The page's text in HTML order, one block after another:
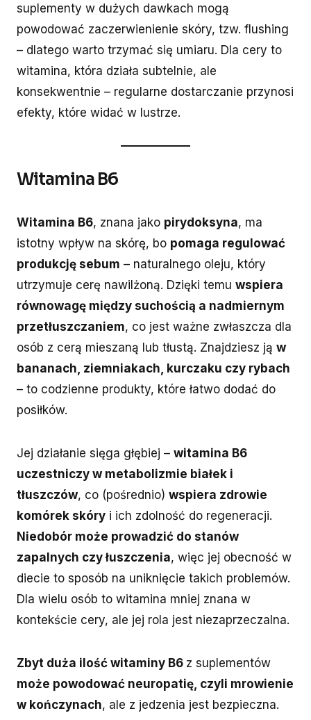
suplementy w dużych dawkach mogą
powodować zaczerwienienie skóry, tzw. flushing
– dlatego warto trzymać się umiaru. Dla cery to
witamina, która działa subtelnie, ale
konsekwentnie – regularne dostarczanie przynosi
efekty, które widać w lustrze.
Witamina B6
Witamina B6, znana jako pirydoksyna, ma
istotny wpływ na skórę, bo pomaga regulować
produkcję sebum – naturalnego oleju, który
utrzymuje cerę nawilżoną. Dzięki temu wspiera
równowagę między suchością a nadmiernym
przetłuszczaniem, co jest ważne zwłaszcza dla
osób z cerą mieszaną lub tłustą. Znajdziesz ją w
bananach, ziemniakach, kurczaku czy rybach
– to codzienne produkty, które łatwo dodać do
posiłków.
Jej działanie sięga głębiej – witamina B6
uczestniczy w metabolizmie białek i
tłuszczów, co (pośrednio) wspiera zdrowie
komórek skóry i ich zdolność do regeneracji.
Niedobór może prowadzić do stanów
zapalnych czy łuszczenia, więc jej obecność w
diecie to sposób na uniknięcie takich problemów.
Dla wielu osób to witamina mniej znana w
kontekście cery, ale jej rola jest niezaprzeczalna.
Zbyt duża ilość witaminy B6 z suplementów
może powodować neuropatię, czyli mrowienie
w kończynach, ale z jedzenia jest bezpieczna.